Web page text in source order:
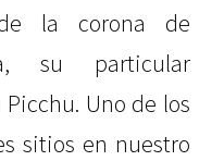
la corona de
su particular
Picchu. Uno de los
sitios en nuestro